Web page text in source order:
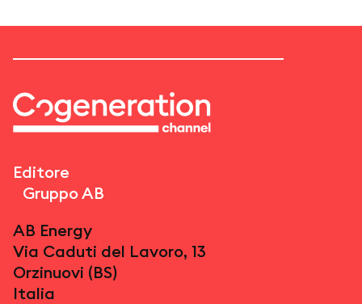
Editore
Gruppo AB
AB Energy
Via Caduti del Lavoro, 13
Orzinuovi (BS)
Italia